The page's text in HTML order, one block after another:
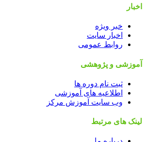
اخبار
خبر ویژه
اخبار سایت
روابط عمومی
آموزشی و پژوهشی
ثبت نام دوره ها
اطلاعیه های آموزشی
وب سایت آموزش مرکز
لینک های مرتبط